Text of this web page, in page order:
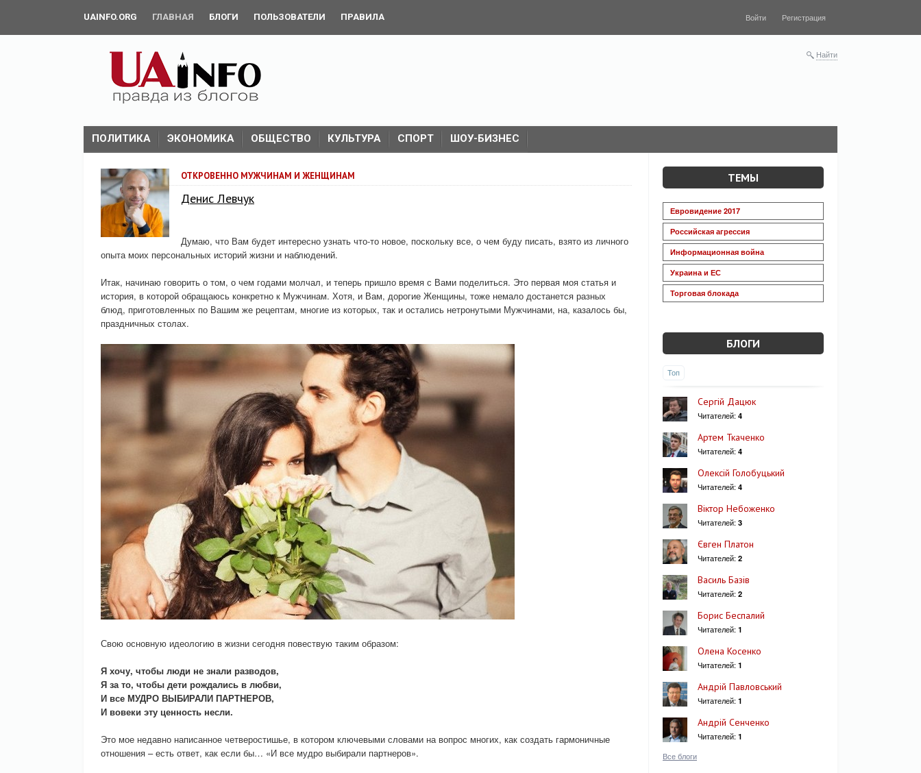
UAINFO.ORG ГЛАВНАЯ БЛОГИ ПОЛЬЗОВАТЕЛИ ПРАВИЛА Войти Регистрация
Найти
ПОЛИТИКА ЭКОНОМИКА ОБЩЕСТВО КУЛЬТУРА СПОРТ ШОУ-БИЗНЕС
ОТКРОВЕННО МУЖЧИНАМ И ЖЕНЩИНАМ
Денис Левчук
Думаю, что Вам будет интересно узнать что-то новое, поскольку все, о чем буду писать, взято из личного
опыта моих персональных историй жизни и наблюдений.
Итак, начинаю говорить о том, о чем годами молчал, и теперь пришло время с Вами поделиться. Это первая моя статья и
история, в которой обращаюсь конкретно к Мужчинам. Хотя, и Вам, дорогие Женщины, тоже немало достанется разных
блюд, приготовленных по Вашим же рецептам, многие из которых, так и остались нетронутыми Мужчинами, на, казалось бы,
праздничных столах.
Свою основную идеологию в жизни сегодня повествую таким образом:
Я хочу, чтобы люди не знали разводов,
Я за то, чтобы дети рождались в любви,
И все МУДРО ВЫБИРАЛИ ПАРТНЕРОВ,
И вовеки эту ценность несли.
Это мое недавно написанное четверостишье, в котором ключевыми словами на вопрос многих, как создать гармоничные
отношения – есть ответ, как если бы… «И все мудро выбирали партнеров».
ТЕМЫ
Евровидение 2017
Российская агрессия
Информационная война
Украина и ЕС
Торговая блокада
БЛОГИ
Топ
Сергій Дацюк
Читателей: 4
Артем Ткаченко
Читателей: 4
Олексій Голобуцький
Читателей: 4
Віктор Небоженко
Читателей: 3
Євген Платон
Читателей: 2
Василь Базів
Читателей: 2
Борис Беспалий
Читателей: 1
Олена Косенко
Читателей: 1
Андрій Павловський
Читателей: 1
Андрій Сенченко
Читателей: 1
Все блоги